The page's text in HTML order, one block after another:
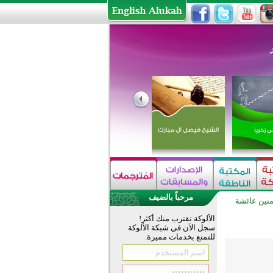
عائشة مرحباً بالضيف
الألوكة تقترب منك أكثر!
سجل الآن في شبكة الألوكة
للتمتع بخدمات مميزة.